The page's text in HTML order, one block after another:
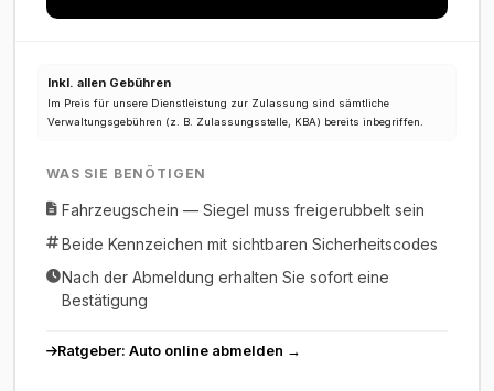
Inkl. allen Gebühren
Im Preis für unsere Dienstleistung zur Zulassung sind sämtliche
Verwaltungsgebühren (z. B. Zulassungsstelle, KBA) bereits inbegriffen.
WAS SIE BENÖTIGEN
Fahrzeugschein — Siegel muss freigerubbelt sein
Beide Kennzeichen mit sichtbaren Sicherheitscodes
Nach der Abmeldung erhalten Sie sofort eine
Bestätigung
Ratgeber: Auto online abmelden →